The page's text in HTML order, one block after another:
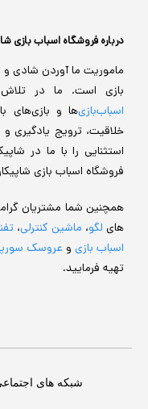
درباره فروشگاه اسباب بازی
ماموریت ما آوردن شادی
بازی است. ما در
اسباب‌بازی‌ها و بازی‌های
خلاقیت، ترویج یادگیری
استثنایی را با ما در
فروشگاه اسباب بازی
همچنین شما مشتریان
های لگو، ماشین کنترلی،
اسباب بازی و عروسک
تهیه فرمایید.
شبکه های